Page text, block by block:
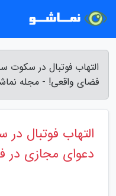
التهاب فوتبال در سکوت
فضای واقعی! - مجله
التهاب فوتبال
دعوای مجازی در